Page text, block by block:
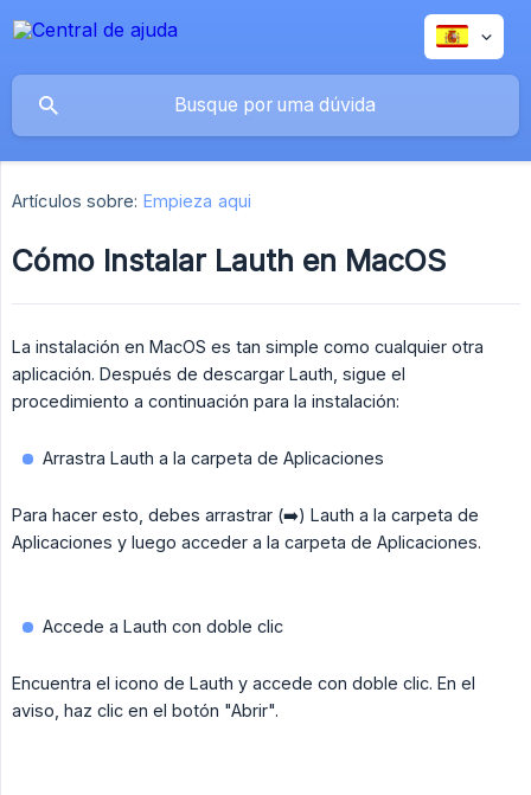
Artículos sobre: Empieza aqui
Cómo Instalar Lauth en MacOS
La instalación en MacOS es tan simple como cualquier otra
aplicación. Después de descargar Lauth, sigue el
procedimiento a continuación para la instalación:
Arrastra Lauth a la carpeta de Aplicaciones
Para hacer esto, debes arrastrar (➡️) Lauth a la carpeta de
Aplicaciones y luego acceder a la carpeta de Aplicaciones.
Accede a Lauth con doble clic
Encuentra el icono de Lauth y accede con doble clic. En el
aviso, haz clic en el botón "Abrir".